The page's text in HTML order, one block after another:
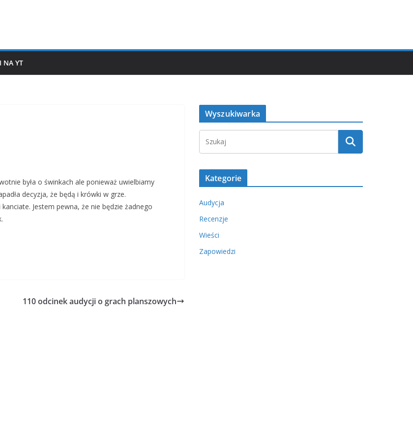
NA YT
była o świnkach ale ponieważ uwielbiamy
decyzja, że będą i krówki w grze.
Jestem pewna, że nie będzie żadnego
110 odcinek audycji o grach planszowych
Wyszukiwarka
Kategorie
Audycja
Recenzje
Wieści
Zapowiedzi